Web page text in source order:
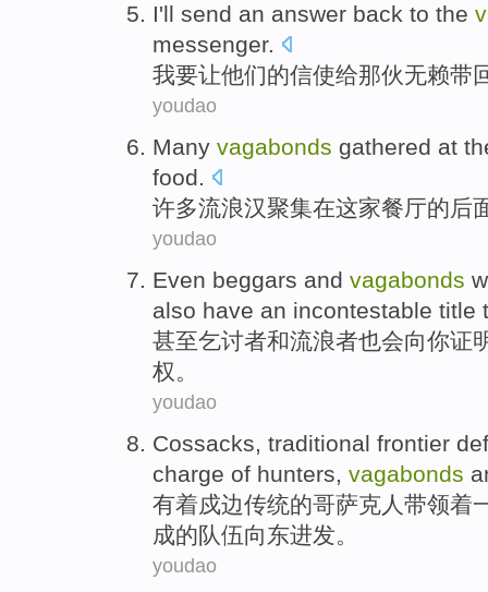
I'll send an answer back to the
messenger.
我要让他们的信使给那伙无赖带
youdao
Many vagabonds gathered at
food.
许多流浪汉聚集在这家餐厅的后
youdao
Even beggars and vagabonds
also have an incontestable title
甚至乞讨者和流浪者也会向你证
权。
youdao
Cossacks traditional frontier
charge of hunters, vagabonds
有着戍边传统的哥萨克 人 带领着
成的队伍向东进发。
youdao